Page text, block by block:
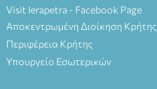
Visit Ierapetra - Facebook Page
Αποκεντρωμένη Διοίκηση Κρήτης
Περιφέρεια Κρήτης
Υπουργείο Εσωτερικών